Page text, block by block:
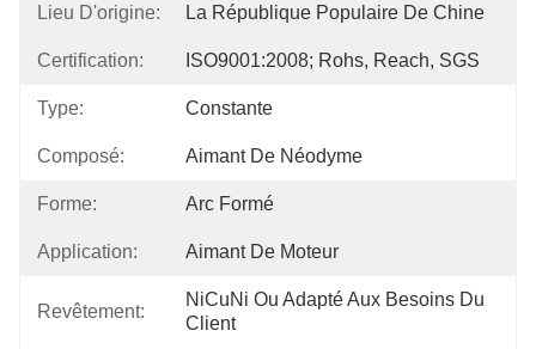
Lieu D'origine: La République Populaire De Chine
Certification: ISO9001:2008; Rohs, Reach, SGS
Type: Constante
Composé: Aimant De Néodyme
Forme: Arc Formé
Application: Aimant De Moteur
Revêtement:
NiCuNi Ou Adapté Aux Besoins Du
Client